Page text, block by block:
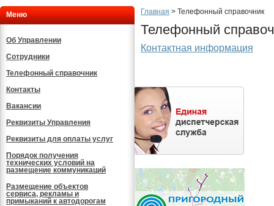
Меню
Об Управлении
Сотрудники
Телефонный справочник
Контакты
Вакансии
Реквизиты Управления
Реквизиты для оплаты услуг
Порядок получения
технических условий на
размещение коммуникаций
Размещение объектов
сервиса, рекламы и
примыканий к автодорогам
Главная > Телефонный справочник
Телефонный
Контактная информация